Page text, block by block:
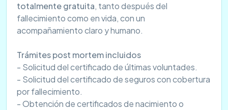
totalmente gratuita, tanto después del
fallecimiento como en vida, con un
acompañamiento claro y humano.
Trámites post mortem incluidos
- Solicitud del certificado de últimas voluntades.
- Solicitud del certificado de seguros con cobertura
por fallecimiento.
- Obtención de certificados de nacimiento o